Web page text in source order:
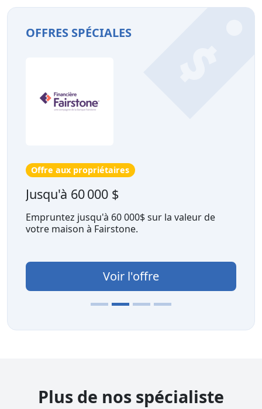
OFFRES SPÉCIALES
Offre aux propriétaires
Jusqu'à 60 000 $
Empruntez jusqu'à 60 000$ sur la valeur de
votre maison à Fairstone.
Voir l'offre
Plus de nos spécialiste